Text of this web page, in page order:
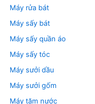
Máy rửa bát
Máy sấy bát
Máy sấy quần áo
Máy sấy tóc
Máy sưởi dầu
Máy sưởi gốm
Máy tăm nước